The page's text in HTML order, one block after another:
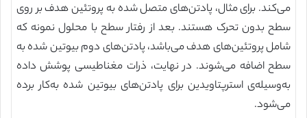
می‌کند. برای مثال، پادتن‌های متصل شده به پروتئین هدف بر روی
سطح بدون تحرک هستند. بعد از رفتار سطح با محلول نمونه که
شامل پروتئین‌های هدف می‌باشد، پادتن‌های دوم بیوتین شده به
سطح اضافه می‌شوند. در نهایت، ذرات مغناطیسی پوشش داده
به‌وسیله‌ی استرپتاویدین برای پادتن‌های بیوتین شده به‌کار برده
می‌شود.